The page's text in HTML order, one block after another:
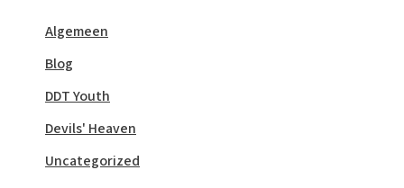
Algemeen
Blog
DDT Youth
Devils' Heaven
Uncategorized